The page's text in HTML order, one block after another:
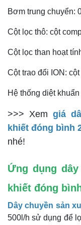
Bơm trung chuyển:
Cột lọc thô: cột
Cột lọc than hoạt
Cột trao đổi ION:
Hệ thống diệt
>>> Xem giá
khiết đóng bình
nhé!
Ứng dụng
khiết đóng
Dây chuyền sản
500l/h sử dụng để